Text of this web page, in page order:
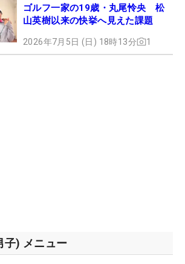
ゴルフ一家の19歳・丸尾怜央 松
山英樹以来の快挙へ見えた課題
2026年7月5日 (日) 18時13分 1
子) メニュー